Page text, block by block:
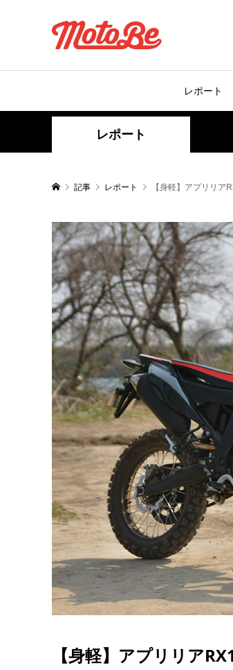
レポート
レポート
記事 レポート 【身軽】アプリリア
【身軽】アプリリア